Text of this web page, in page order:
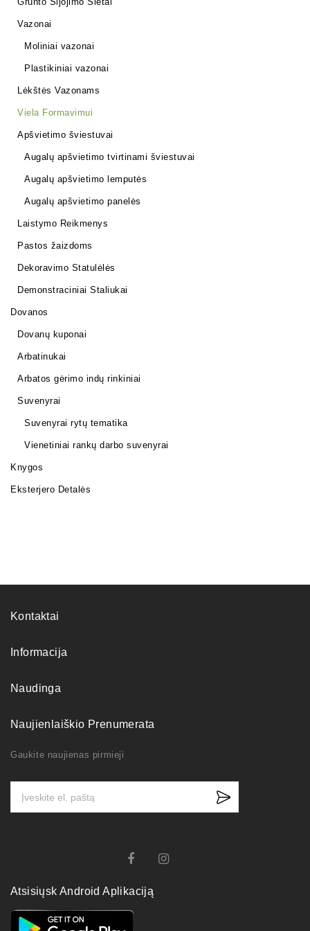
Vazonai
Moliniai vazonai
Plastikiniai vazonai
Lėkštės Vazonams
Viela Formavimui
Apšvietimo šviestuvai
Augalų apšvietimo tvirtinami šviestuvai
Augalų apšvietimo lemputės
Augalų apšvietimo panelės
Laistymo Reikmenys
Pastos žaizdoms
Dekoravimo Statulėlės
Demonstraciniai Staliukai
Dovanos
Dovanų kuponai
Arbatinukai
Arbatos gėrimo indų rinkiniai
Suvenyrai
Suvenyrai rytų tematika
Vienetiniai rankų darbo suvenyrai
Knygos
Eksterjero Detalės
Kontaktai
Informacija
Naudinga
Naujienlaiškio Prenumerata
Gaukite naujienas pirmieji
Atsisiųsk Android Aplikaciją